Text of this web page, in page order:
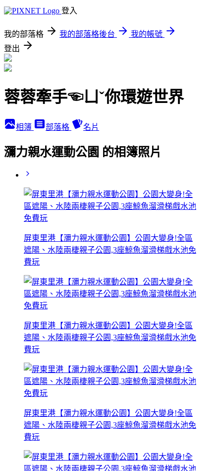
登入
我的部落格 我的部落格後台
我的帳號
登出
蓉蓉牽手☜ㄩˇ你環遊世界
相簿 部落格 名片
瀰力親水運動公園 的相簿照片
屏東里港【瀰力親水運動公園】公園大變身!全區
遮陽、水陸兩棲親子公園,3座鯨魚溜滑梯戲水池免
費玩
屏東里港【瀰力親水運動公園】公園大變身!全區
遮陽、水陸兩棲親子公園,3座鯨魚溜滑梯戲水池免
費玩
屏東里港【瀰力親水運動公園】公園大變身!全區
遮陽、水陸兩棲親子公園,3座鯨魚溜滑梯戲水池免
費玩